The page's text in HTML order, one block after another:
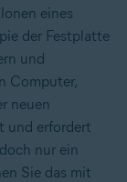
eines
der Festplatte
und
Computer,
neuen
und erfordert
nur ein
Sie das mit